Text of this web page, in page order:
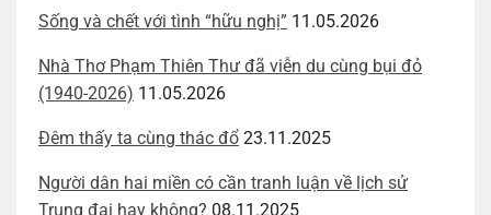
Sống và chết với tình “hữu nghị” 11.05.2026
Nhà Thơ Phạm Thiên Thư đã viễn du cùng bụi đỏ
(1940-2026) 11.05.2026
Đêm thấy ta cùng thác đổ 23.11.2025
Người dân hai miền có cần tranh luận về lịch sử
Trung đại hay không? 08.11.2025